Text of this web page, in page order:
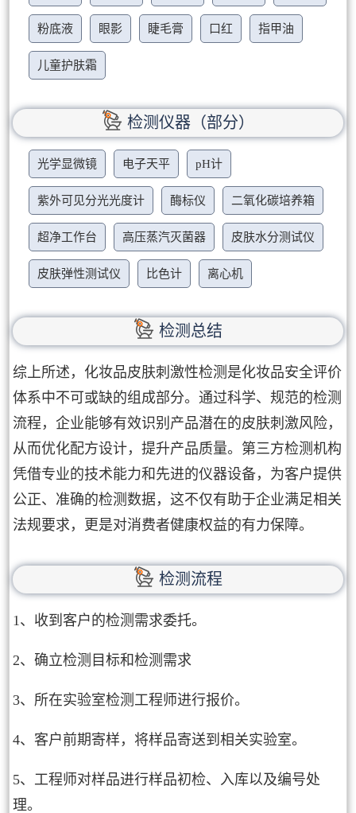
粉底液 眼影 睫毛膏 口红 指甲油
儿童护肤霜
检测仪器（部分）
光学显微镜 电子天平 pH计
紫外可见分光光度计 酶标仪 二氧化碳培养箱
超净工作台 高压蒸汽灭菌器 皮肤水分测试仪
皮肤弹性测试仪 比色计 离心机
检测总结
综上所述，化妆品皮肤刺激性检测是化妆品安全评价
体系中不可或缺的组成部分。通过科学、规范的检测
流程，企业能够有效识别产品潜在的皮肤刺激风险，
从而优化配方设计，提升产品质量。第三方检测机构
凭借专业的技术能力和先进的仪器设备，为客户提供
公正、准确的检测数据，这不仅有助于企业满足相关
法规要求，更是对消费者健康权益的有力保障。
检测流程
1、收到客户的检测需求委托。
2、确立检测目标和检测需求
3、所在实验室检测工程师进行报价。
4、客户前期寄样，将样品寄送到相关实验室。
5、工程师对样品进行样品初检、入库以及编号处
理。